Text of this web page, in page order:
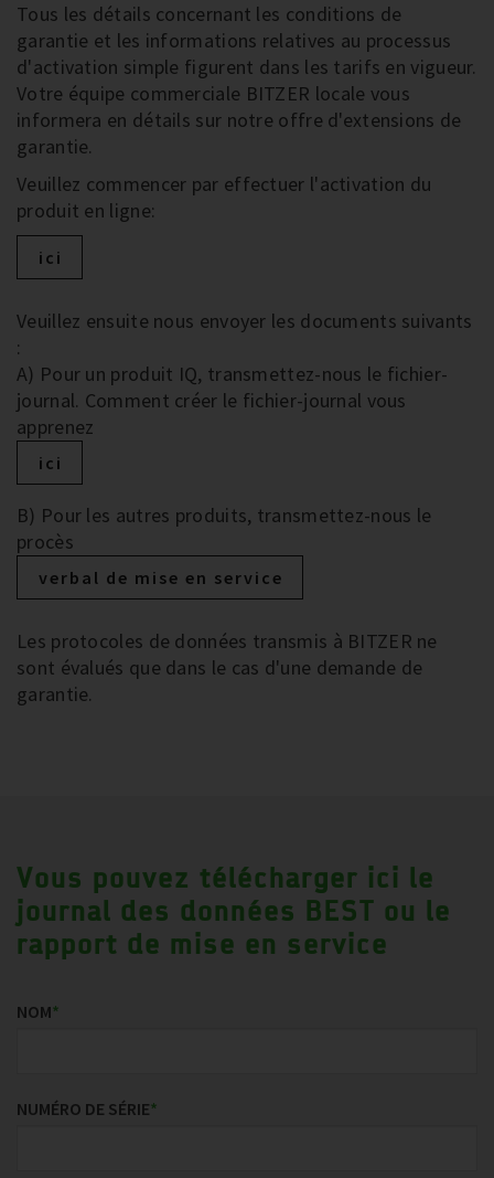
Tous les détails concernant les conditions de
garantie et les informations relatives au processus
d'activation simple figurent dans les tarifs en vigueur.
Votre équipe commerciale BITZER locale vous
informera en détails sur notre offre d'extensions de
garantie.
Veuillez commencer par effectuer l'activation du
produit en ligne:
ici
Veuillez ensuite nous envoyer les documents suivants
:
A) Pour un produit IQ, transmettez-nous le fichier-
journal. Comment créer le fichier-journal vous
apprenez
ici
B) Pour les autres produits, transmettez-nous le
procès
verbal de mise en service
Les protocoles de données transmis à BITZER ne
sont évalués que dans le cas d'une demande de
garantie.
Vous pouvez télécharger ici le
journal des données BEST ou le
rapport de mise en service
NOM*
NUMÉRO DE SÉRIE*